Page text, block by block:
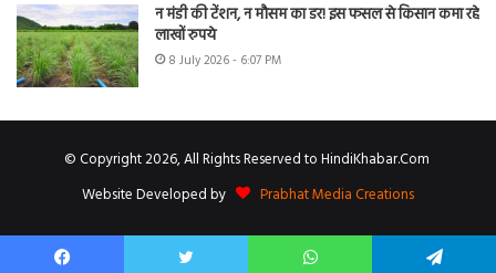
न मंडी की टेंशन, न मौसम का डर! इस फसल से किसान कमा रहे
लाखों रुपये
8 July 2026 - 6:07 PM
© Copyright 2026, All Rights Reserved to HindiKhabar.Com
Website Developed by
Prabhat Media Creations